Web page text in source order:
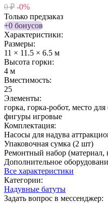
0 ₽ -0%
Только предзаказ
+0 бонусов
Характеристики:
Размеры:
11 × 11.5 × 6.5 м
Высота горки:
4 м
Вместимость:
25
Элементы:
горка, горка-робот, место
фигуры игровые
Комплектация:
Насосы для надува
Упаковочная сумка (2 шт)
Ремонтный набор (материал,
Дополнительное
Все характеристики
Категории:
Надувные батуты
Задать вопрос в мессенджер: